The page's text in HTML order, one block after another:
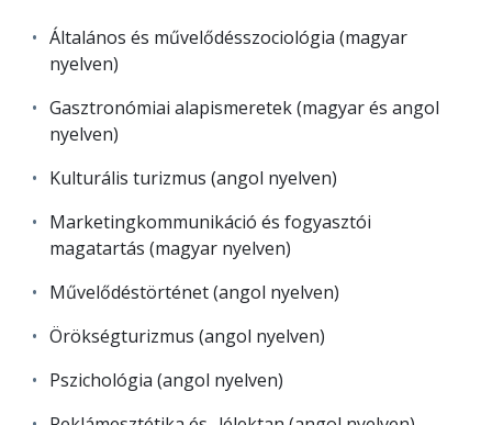
Általános és művelődésszociológia (magyar
nyelven)
Gasztronómiai alapismeretek (magyar és angol
nyelven)
Kulturális turizmus (angol nyelven)
Marketingkommunikáció és fogyasztói
magatartás (magyar nyelven)
Művelődéstörténet (angol nyelven)
Örökségturizmus (angol nyelven)
Pszichológia (angol nyelven)